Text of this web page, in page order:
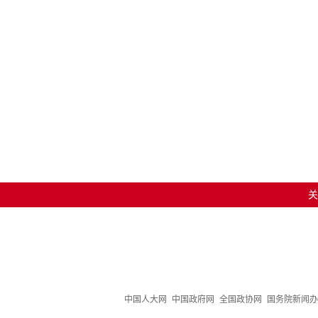
中国人大网 中国政府网 全国政协网 国务院新闻